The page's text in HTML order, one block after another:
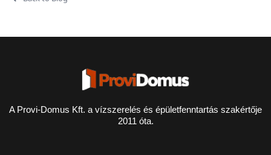
A Provi-Domus Kft. a vízszerelés és épületfenntartás szakértője
2011 óta.